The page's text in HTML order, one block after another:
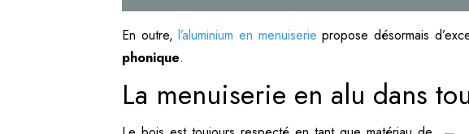
En outre,l’aluminium en menuiserie propose désormais
phonique.
La menuiserie en alu dans